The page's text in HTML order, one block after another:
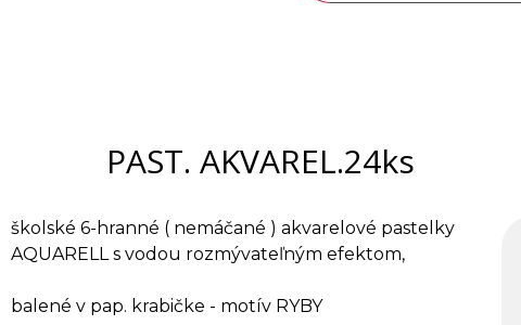
PAST. AKVAREL.24ks
školské 6-hranné ( nemáčané ) akvarelové pastelky
AQUARELL s vodou rozmývateľným efektom,
balené v pap. krabičke - motív RYBY